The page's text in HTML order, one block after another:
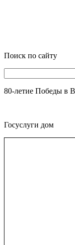
Поиск по сайту
80-летие Победы в
Госуслуги дом